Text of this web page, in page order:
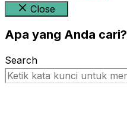
Close
Apa yang Anda cari?
Search